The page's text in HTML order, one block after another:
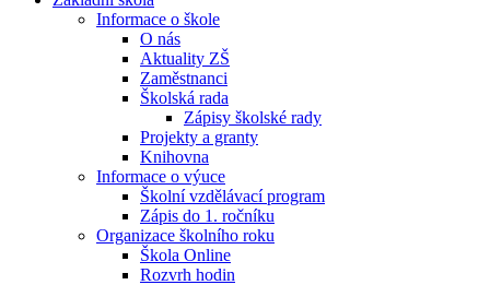
Informace o škole
O nás
Aktuality ZŠ
Zaměstnanci
Školská rada
Zápisy školské rady
Projekty a granty
Knihovna
Informace o výuce
Školní vzdělávací program
Zápis do 1. ročníku
Organizace školního roku
Škola Online
Rozvrh hodin